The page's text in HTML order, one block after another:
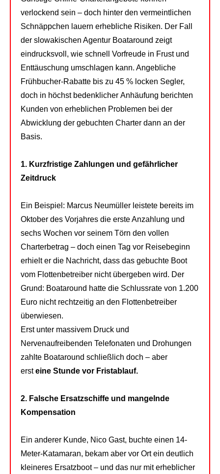
verlockend sein – doch hinter den vermeintlichen
Schnäppchen lauern erhebliche Risiken. Der Fall
der slowakischen Agentur Boataround zeigt
eindrucksvoll, wie schnell Vorfreude in Frust und
Enttäuschung umschlagen kann. Angebliche
Frühbucher-Rabatte bis zu 45 % locken Segler,
doch in höchst bedenklicher Anhäufung berichten
Kunden von erheblichen Problemen bei der
Abwicklung der gebuchten Charter dann an der
Basis.
1. Kurzfristige Zahlungen und gefährlicher
Zeitdruck
Ein Beispiel: Marcus Neumüller leistete bereits im
Oktober des Vorjahres die erste Anzahlung und
sechs Wochen vor seinem Törn den vollen
Charterbetrag – doch einen Tag vor Reisebeginn
erhielt er die Nachricht, dass das gebuchte Boot
vom Flottenbetreiber nicht übergeben wird. Der
Grund: Boataround hatte die Schlussrate von 1.200
Euro nicht rechtzeitig an den Flottenbetreiber
überwiesen.
Erst unter massivem Druck und
Nervenaufreibenden Telefonaten und Drohungen
zahlte Boataround schließlich doch – aber
ersteine Stunde vor Fristablauf.
2. Falsche Ersatzschiffe und mangelnde
Kompensation
Ein anderer Kunde, Nico Gast, buchte einen 14-
Meter-Katamaran, bekam aber vor Ort ein deutlich
kleineres Ersatzboot – und das nur mit erheblicher